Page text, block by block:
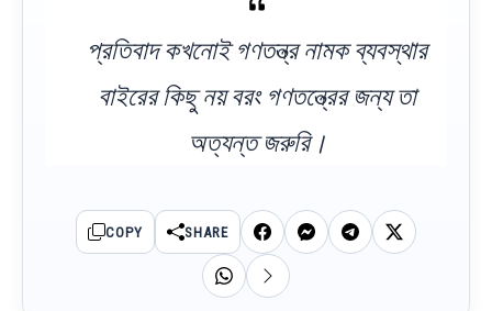
প্রতিবাদ কখনোই গণতন্ত্র নামক ব্যবস্থার
বাইরের কিছু নয় বরং গণতন্ত্রের জন্য তা
অত্যন্ত জরুরি।
COPY SHARE